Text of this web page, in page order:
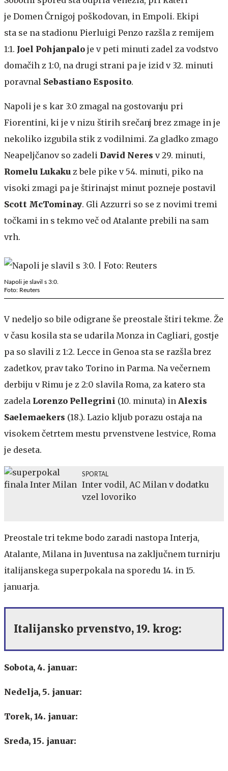
je Domen Črnigoj poškodovan, in Empoli. Ekipi
sta se na stadionu Pierluigi Penzo razšla z remijem
1:1. Joel Pohjanpalo je v peti minuti zadel za vodstvo
domačih z 1:0, na drugi strani pa je izid v 32. minuti
poravnal Sebastiano Esposito.
Napoli je s kar 3:0 zmagal na gostovanju pri
Fiorentini, ki je v nizu štirih srečanj brez zmage in je
nekoliko izgubila stik z vodilnimi. Za gladko zmago
Neapeljčanov so zadeli David Neres v 29. minuti,
Romelu Lukaku z bele pike v 54. minuti, piko na
visoki zmagi pa je štirinajst minut pozneje postavil
Scott McTominay. Gli Azzurri so se z novimi tremi
točkami in s tekmo več od Atalante prebili na sam
vrh.
Napoli je slavil s 3:0.
Foto: Reuters
V nedeljo so bile odigrane še preostale štiri tekme. Že
v času kosila sta se udarila Monza in Cagliari, gostje
pa so slavili z 1:2. Lecce in Genoa sta se razšla brez
zadetkov, prav tako Torino in Parma. Na večernem
derbiju v Rimu je z 2:0 slavila Roma, za katero sta
zadela Lorenzo Pellegrini (10. minuta) in Alexis
Saelemaekers (18.). Lazio kljub porazu ostaja na
visokem četrtem mestu prvenstvene lestvice, Roma
je deseta.
SPORTAL
Inter vodil, AC Milan v dodatku
vzel lovoriko
Preostale tri tekme bodo zaradi nastopa Interja,
Atalante, Milana in Juventusa na zaključnem turnirju
italijanskega superpokala na sporedu 14. in 15.
januarja.
Italijansko prvenstvo, 19. krog:
Sobota, 4. januar:
Nedelja, 5. januar:
Torek, 14. januar:
Sreda, 15. januar: